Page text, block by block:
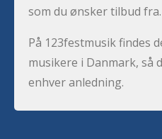
som du ønsker tilbud fra.
På 123festmusik findes
musikere i Danmark, så
enhver anledning.